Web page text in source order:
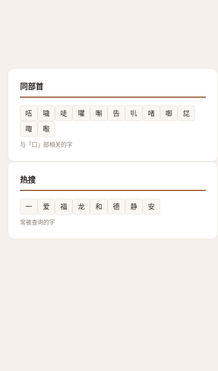
同部首
㕶 噦 唗 㘗 嘝 告 䶷 啫 啣
㖚
㖩
㘐
与「口」部相关的字
热搜
一 爱 福 龙 和 德 静 安
常被查询的字